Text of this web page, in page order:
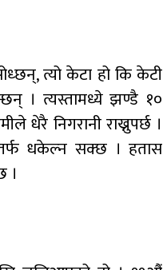
त्यो केटा हो कि केटी
। त्यस्तामध्ये झण्डै १०
धेरै निगरानी राख्नुपर्छ ।
धकेल्न सक्छ । हतास
।